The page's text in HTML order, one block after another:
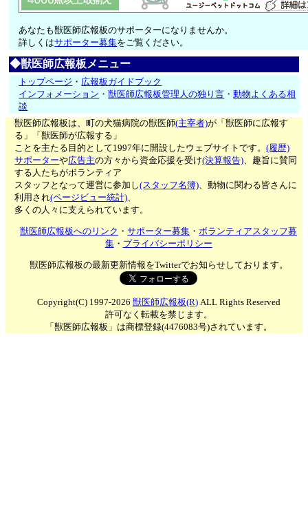
あなたも獣医師広報板のサポーターになりませんか。
詳しくはサポーター募集をご覧ください。
◆獣医師広報板メニュー
トップページ ・ 広報板ガイドブック
インフォメーション ・獣医師広報板管理人の独り言 ・動物よくある相
談
獣医師広報板は、町の犬猫病院の獣医師(主宰者)が「獣医師に広報す
る」「獣医師が広報する」
ことを主たる目的として1997年に開設したウェブサイトです。(履歴)
サポーターや広告主の方々から資金応援を受け(決算報告)、趣旨に賛同
する人たちがボランティア
スタッフとなって運営に参加し(スタッフ名簿)、動物に関わる皆さんに
利用され(ページビュー統計)、
多くの人々に支えられています。
獣医師広報板へのリンク ・サポーター募集 ・ボランティアスタッフ募
集・ プライバシーポリシー
獣医師広報板の最新更新情報をTwitterでお知らせしております。
Copyright(C) 1997-2026 獣医師広報板(R)ALL Rights Reserved
許可なく転載を禁じます。
「獣医師広報板」は商標登録(4476083号)されています。